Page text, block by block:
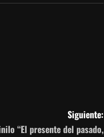
Siguiente:
“El presente del pasado,